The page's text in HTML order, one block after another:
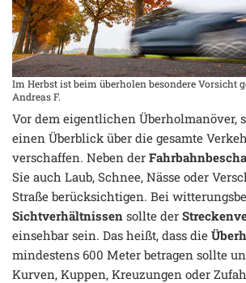
Im Herbst ist beim überholen besondere Vorsicht
Andreas F.
Vor dem eigentlichen Überholmanöver,
einen Überblick über die gesamte
verschaffen. Neben der
Sie auch Laub, Schnee, Nässe oder
Straße berücksichtigen. Bei
Sichtverhältnissen sollte der
einsehbar sein. Das heißt, dass die
mindestens 600 Meter betragen sollte
Kurven, Kuppen, Kreuzungen oder